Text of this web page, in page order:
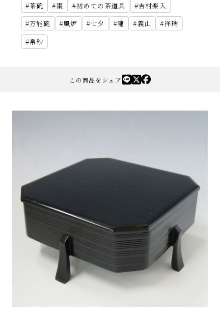
茶碗 棗 初めての茶道具
吉村楽入
万能碗
風炉 七夕 瀧 義山
祥瑞
帛紗
この商品をシェア